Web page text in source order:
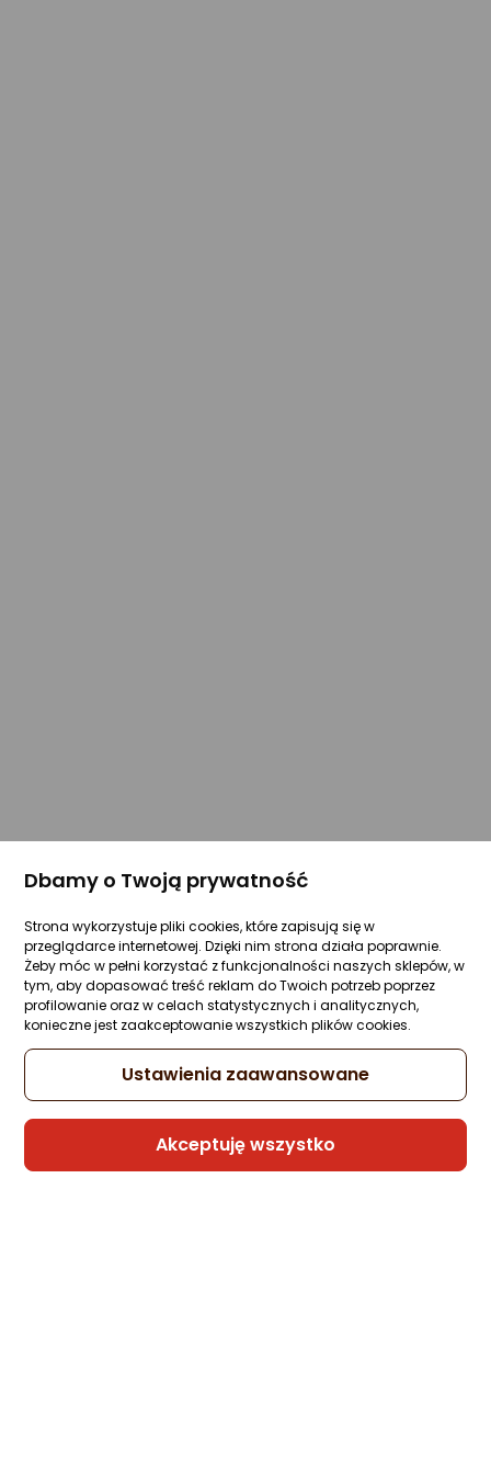
Dbamy o Twoją prywatność
Strona wykorzystuje pliki cookies, które zapisują się w
przeglądarce internetowej. Dzięki nim strona działa poprawnie.
Żeby móc w pełni korzystać z funkcjonalności naszych sklepów, w
tym, aby dopasować treść reklam do Twoich potrzeb poprzez
profilowanie oraz w celach statystycznych i analitycznych,
konieczne jest zaakceptowanie wszystkich plików cookies.
Ustawienia zaawansowane
Akceptuję wszystko